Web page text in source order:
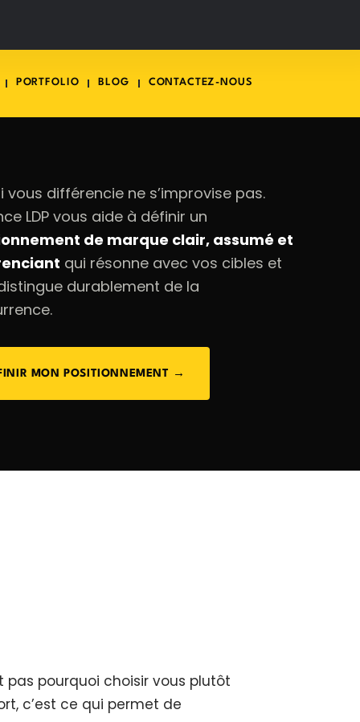
PORTFOLIO BLOG CONTACTEZ-NOUS
vous différencie ne s’improvise pas.
LDP vous aide à définir un
de marque clair, assumé et
qui résonne avec vos cibles et
durablement de la
MON POSITIONNEMENT →
pourquoi choisir vous plutôt
c’est ce qui permet de